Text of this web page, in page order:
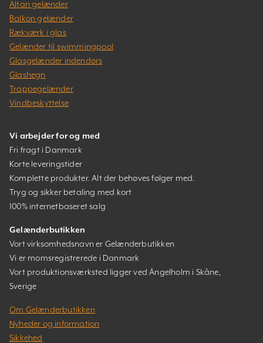
Altan gelænder
Balkon gelænder
Rækværk i glas
Gelænder til swimmingpool
Glasgelænder indendørs
Glashegn
Trappegelænder
Vindbeskyttelse
Vi arbejder for og med
Fri fragt i Danmark
Korte leveringstider
Komplette produkter. Alt der behøves følger med.
Tryg og sikker betaling med kort
100% internetbaseret salg
Gelænderbutikken
Vort virksomhedsnavn er Gelænderbutikken
Vi er momsregistrerede i Danmark
Vort produktionsværksted ligger ved Ängelholm i Skåne,
Sverige
Om Gelænderbutikken
Nyheder og information
Sikkehed